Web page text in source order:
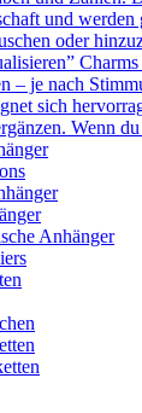
und
oder
– je nach
sich
Wenn
Anhänger